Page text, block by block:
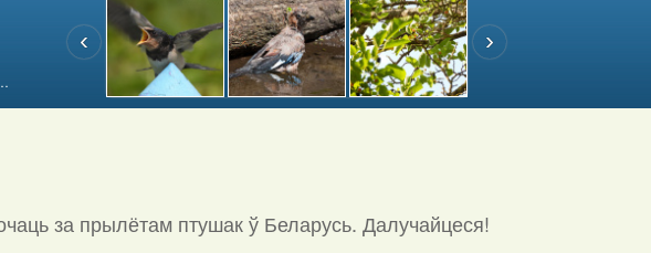
за прылётам птушак ў Беларусь. Далучайцеся!